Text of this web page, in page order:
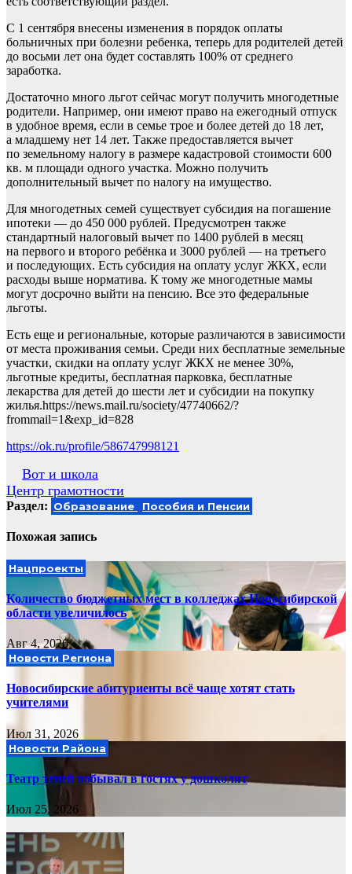
С 1 сентября внесены изменения в порядок оплаты
больничных при болезни ребенка, теперь для родителей детей
до восьми лет она будет составлять 100% от среднего
заработка.
Достаточно много льгот сейчас могут получить многодетные
родители. Например, они имеют право на ежегодный отпуск
в удобное время, если в семье трое и более детей до 18 лет,
а младшему нет 14 лет. Также предоставляется вычет
по земельному налогу в размере кадастровой стоимости 600
кв. м площади одного участка. Можно получить
дополнительный вычет по налогу на имущество.
Для многодетных семей существует субсидия на погашение
ипотеки — до 450 000 рублей. Предусмотрен также
стандартный налоговый вычет по 1400 рублей в месяц
на первого и второго ребёнка и 3000 рублей — на третьего
и последующих. Есть субсидия на оплату услуг ЖКХ, если
расходы выше норматива. К тому же многодетные мамы
могут досрочно выйти на пенсию. Все это федеральные
льготы.
Есть еще и региональные, которые различаются в зависимости
от места проживания семьи. Среди них бесплатные земельные
участки, скидки на оплату услуг ЖКХ не менее 30%,
льготные кредиты, бесплатная парковка, бесплатные
лекарства для детей до шести лет и субсидии на покупку
жилья.https://news.mail.ru/society/47740662/?
frommail=1&exp_id=828
https://ok.ru/profile/586747998121
Навигация
по
записям
Вот и школа
Центр грамотности
Раздел: Образование Пособия и Пенсии
Похожая запись
Нацпроекты
Количество бюджетных мест в колледжах Новосибирской
области увеличилось
Авг 4, 2026
Новости Региона
Новосибирские абитуриенты всё чаще хотят стать
учителями
Июл 31, 2026
Новости Района
Театр теней побывал в гостях у дошколят
Июл 25, 2026